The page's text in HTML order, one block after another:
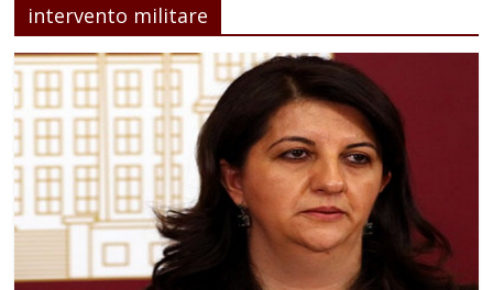
intervento militare